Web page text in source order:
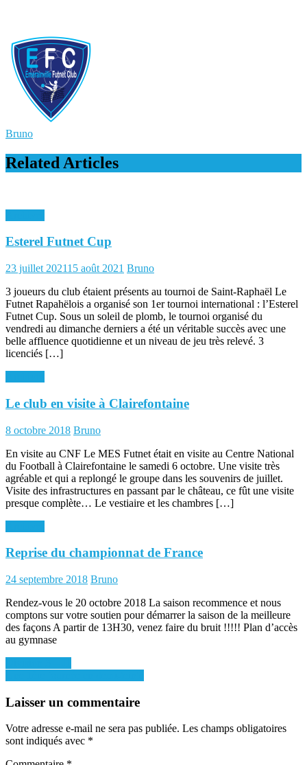
Bruno
Related Articles
Esterel Futnet Cup
Posted
23 juillet 202115 août 2021 Author
Bruno
3 joueurs du club étaient présents au tournoi de Saint-Raphaël Le
Futnet Rapahëlois a organisé son 1er tournoi international : l’Esterel
Futnet Cup. Sous un soleil de plomb, le tournoi organisé du
vendredi au dimanche derniers a été un véritable succès avec une
belle affluence quotidienne et un niveau de jeu très relevé. 3
licenciés […]
Le club en visite à Clairefontaine
Posted
8 octobre 2018 Author
Bruno
En visite au CNF Le MES Futnet était en visite au Centre National
du Football à Clairefontaine le samedi 6 octobre. Une visite très
agréable et qui a replongé le groupe dans les souvenirs de juillet.
Visite des infrastructures en passant par le château, ce fût une visite
presque complète… Le vestiaire et les chambres […]
Reprise du championnat de France
Posted
24 septembre 2018 Author
Bruno
Rendez-vous le 20 octobre 2018 La saison recommence et nous
comptons sur votre soutien pour démarrer la saison de la meilleure
des façons A partir de 13H30, venez faire du bruit !!!!! Plan d’accès
au gymnase
Navigation
de
l’article
Laisser un commentaire
Votre adresse e-mail ne sera pas publiée. Les champs obligatoires
sont indiqués avec *